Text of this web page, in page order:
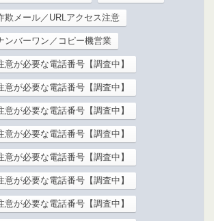
欺メール／URLアクセス注意
ンバーワン／コピー機営業
意が必要な電話番号【調査中】
意が必要な電話番号【調査中】
意が必要な電話番号【調査中】
意が必要な電話番号【調査中】
意が必要な電話番号【調査中】
意が必要な電話番号【調査中】
意が必要な電話番号【調査中】